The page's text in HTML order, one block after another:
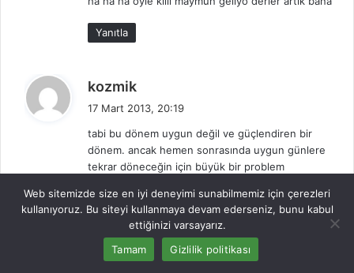
Yanıtla
kozmik
i
k
i
:
17 Mart 2013, 20:19
tabi bu dönem uygun değil ve güçlendiren bir
dönem. ancak hemen sonrasında uygun günlere
tekrar döneceğin için büyük bir problem
Yanıtla
Web sitemizde size en iyi deneyimi sunabilmemiz için çerezleri
kullanıyoruz. Bu siteyi kullanmaya devam ederseniz, bunu kabul
ettiğinizi varsayarız.
Tamam
Gizlilik politikası